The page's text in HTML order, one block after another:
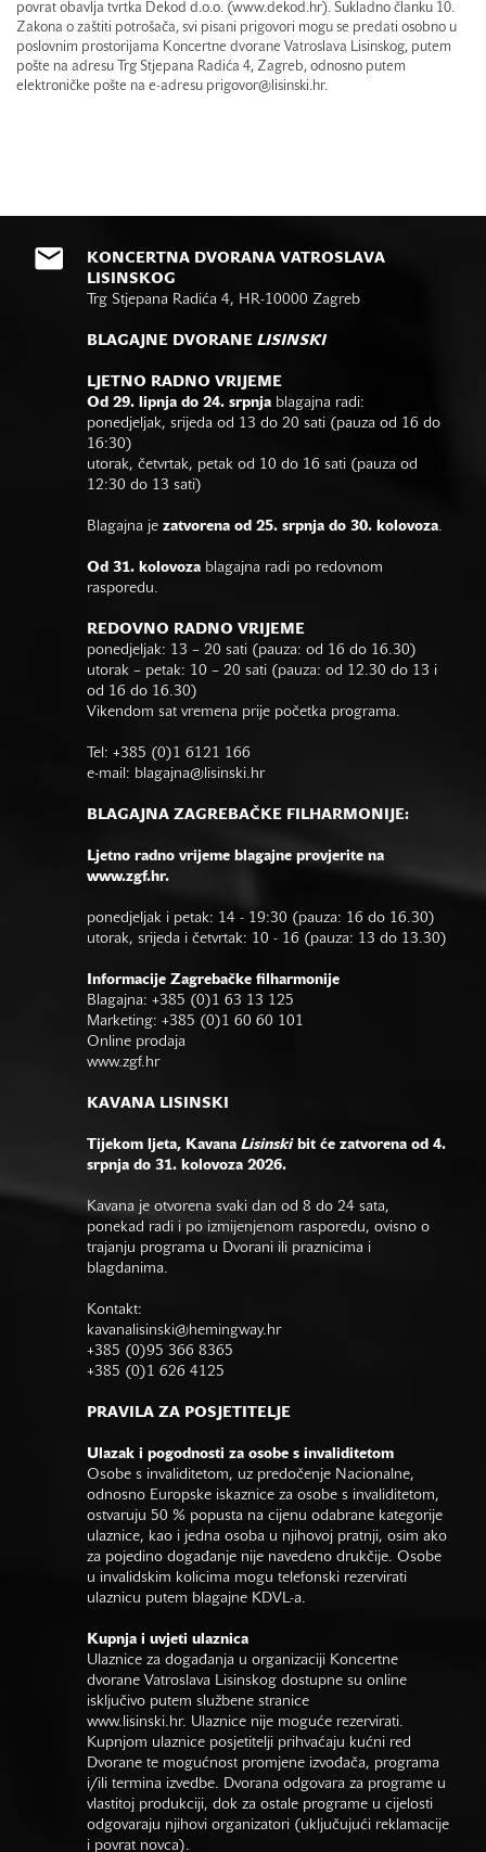
povrat obavlja tvrtka Dekod d.o.o. (www.dekod.hr). Sukladno članku 10.
Zakona o zaštiti potrošača, svi pisani prigovori mogu se predati osobno u
poslovnim prostorijama Koncertne dvorane Vatroslava Lisinskog, putem
pošte na adresu Trg Stjepana Radića 4, Zagreb, odnosno putem
elektroničke pošte na e-adresu prigovor@lisinski.hr.
KONCERTNA DVORANA VATROSLAVA
LISINSKOG
Trg Stjepana Radića 4, HR-10000 Zagreb
BLAGAJNE DVORANE LISINSKI
LJETNO RADNO VRIJEME
Od 29. lipnja do 24. srpnja blagajna radi:
ponedjeljak, srijeda od 13 do 20 sati (pauza od 16 do
16:30)
utorak, četvrtak, petak od 10 do 16 sati (pauza od
12:30 do 13 sati)
Blagajna je zatvorena od 25. srpnja do 30. kolovoza
Od 31. kolovoza blagajna radi po redovnom
rasporedu.
REDOVNO RADNO VRIJEME
ponedjeljak: 13 – 20 sati (pauza: od 16 do 16.30)
utorak – petak: 10 – 20 sati (pauza: od 12.30 do 13 i
od 16 do 16.30)
Vikendom sat vremena prije početka programa.
Tel: +385 (0)1 6121 166
e-mail: blagajna@lisinski.hr
BLAGAJNA ZAGREBAČKE FILHARMONIJE:
Ljetno radno vrijeme blagajne provjerite na
www.zgf.hr.
ponedjeljak i petak: 14 - 19:30 (pauza: 16 do 16.30)
utorak, srijeda i četvrtak: 10 - 16 (pauza: 13 do 13.30)
Informacije Zagrebačke filharmonije
Blagajna: +385 (0)1 63 13 125
Marketing: +385 (0)1 60 60 101
Online prodaja
www.zgf.hr
KAVANA LISINSKI
Tijekom ljeta, Kavana Lisinskibit će zatvorena od 4.
srpnja do 31. kolovoza 2026.
Kavana je otvorena svaki dan od 8 do 24 sata,
ponekad radi i po izmijenjenom rasporedu, ovisno o
trajanju programa u Dvorani ili praznicima i
blagdanima.
Kontakt:
kavanalisinski@hemingway.hr
+385 (0)95 366 8365
+385 (0)1 626 4125
PRAVILA ZA POSJETITELJE
Ulazak i pogodnosti za osobe s invaliditetom
Osobe s invaliditetom, uz predočenje Nacionalne,
odnosno Europske iskaznice za osobe s invaliditetom,
ostvaruju 50 % popusta na cijenu odabrane kategorije
ulaznice, kao i jedna osoba u njihovoj pratnji, osim ako
za pojedino događanje nije navedeno drukčije. Osobe
u invalidskim kolicima mogu telefonski rezervirati
ulaznicu putem blagajne KDVL-a.
Kupnja i uvjeti ulaznica
Ulaznice za događanja u organizaciji Koncertne
dvorane Vatroslava Lisinskog dostupne su online
isključivo putem službene stranice
www.lisinski.hr. Ulaznice nije moguće rezervirati.
Kupnjom ulaznice posjetitelji prihvaćaju kućni red
Dvorane te mogućnost promjene izvođača, programa
i/ili termina izvedbe. Dvorana odgovara za programe u
vlastitoj produkciji, dok za ostale programe u cijelosti
odgovaraju njihovi organizatori (uključujući reklamacije
i povrat novca).